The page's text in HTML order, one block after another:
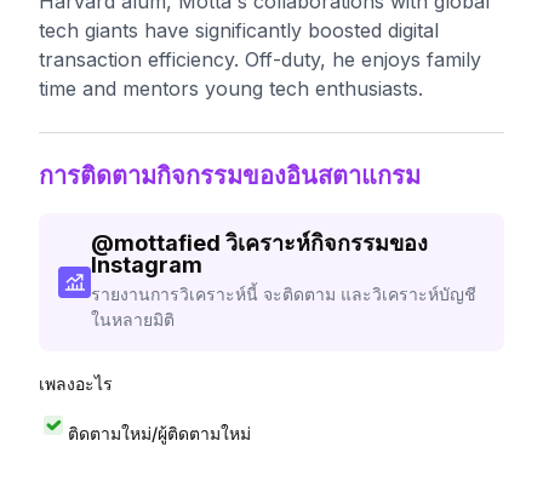
tech giants have significantly boosted digital
transaction efficiency. Off-duty, he enjoys family
time and mentors young tech enthusiasts.
การติดตามกิจกรรมของอินสตาแกรม
@mottafied วิเคราะห์กิจกรรมของ
Instagram
รายงานการวิเคราะห์นี้ จะติดตาม และวิเคราะห์บัญชี
ในหลายมิติ
เพลงอะไร
ติดตามใหม่/ผู้ติดตามใหม่